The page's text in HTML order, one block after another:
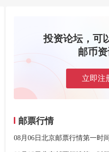
投资论坛，可
邮币
立即注
邮票行情
08月06日北京邮票行情第一时间